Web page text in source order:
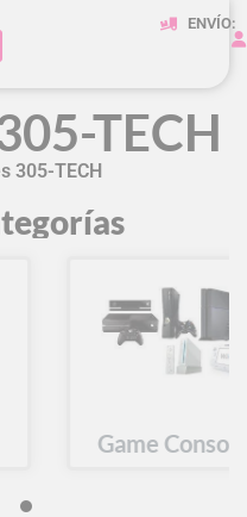
ENVÍO:
TECH
305-TECH
Game Consoles